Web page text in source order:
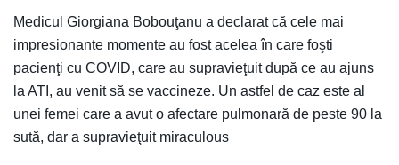
Medicul Giorgiana Bobouţanu a declarat că cele mai
impresionante momente au fost acelea în care foşti
pacienţi cu COVID, care au supravieţuit după ce au ajuns
la ATI, au venit să se vaccineze. Un astfel de caz este al
unei femei care a avut o afectare pulmonară de peste 90 la
sută, dar a supravieţuit miraculous